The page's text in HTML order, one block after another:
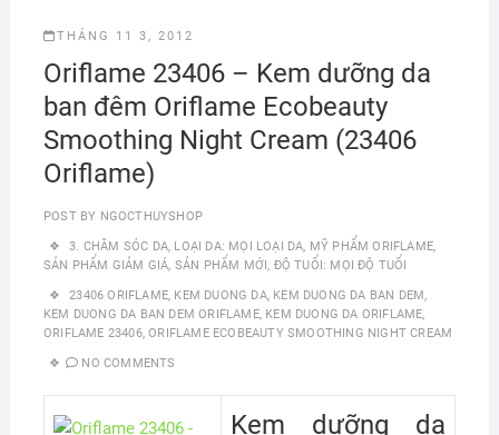
THÁNG 11 3, 2012
Oriflame 23406 – Kem dưỡng da
ban đêm Oriflame Ecobeauty
Smoothing Night Cream (23406
Oriflame)
POST BY NGOCTHUYSHOP
3. CHĂM SÓC DA, LOẠI DA: MỌI LOẠI DA, MỸ PHẨM ORIFLAME,
SẢN PHẨM GIẢM GIÁ, SẢN PHẨM MỚI, ĐỘ TUỔI: MỌI ĐỘ TUỔI
23406 ORIFLAME, KEM DUONG DA, KEM DUONG DA BAN DEM,
KEM DUONG DA BAN DEM ORIFLAME, KEM DUONG DA ORIFLAME,
ORIFLAME 23406,ORIFLAME ECOBEAUTY SMOOTHING NIGHT CREAM
NO COMMENTS
Kem dưỡng da